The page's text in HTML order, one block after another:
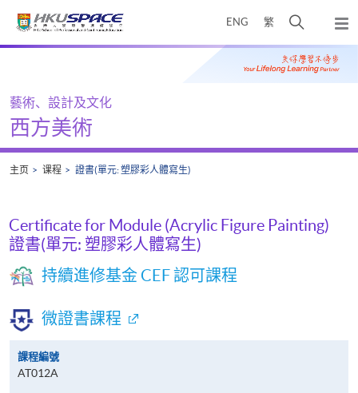
ENG 繁
开
搜
寻
弹
出
主
Main
藝術、設計及文化
西方美術
主页 课程 證書(單元: 塑膠彩人體寫生)
Certificate for Module (Acrylic Figure Painting)
證書(單元: 塑膠彩人體寫生)
持續進修基金 CEF 認可課程
微證書課程
課程編號
AT012A